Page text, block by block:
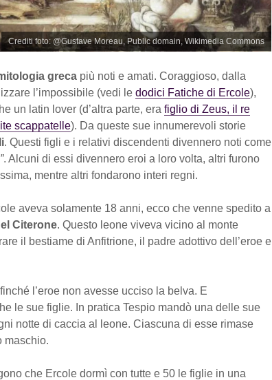
Crediti foto: @Gustave Moreau, Public domain, Wikimedia Commons
greca più noti e amati. Coraggioso, dalla
l’impossibile (vedi le dodici Fatiche di Ercole),
un latin lover (d’altra parte, era figlio di Zeus, il re
scappatelle). Da queste sue innumerevoli storie
. Questi figli e i relativi discendenti divennero noti come
. Alcuni di essi divennero eroi a loro volta, altri furono
mentre altri fondarono interi regni.
aveva solamente 18 anni, ecco che venne spedito a
Citerone. Questo leone viveva vicino al monte
il bestiame di Anfitrione, il padre adottivo dell’eroe e
l’eroe non avesse ucciso la belva. E
le sue figlie. In pratica Tespio mandò una delle sue
notte di caccia al leone. Ciascuna di esse rimase
maschio.
che Ercole dormì con tutte e 50 le figlie in una